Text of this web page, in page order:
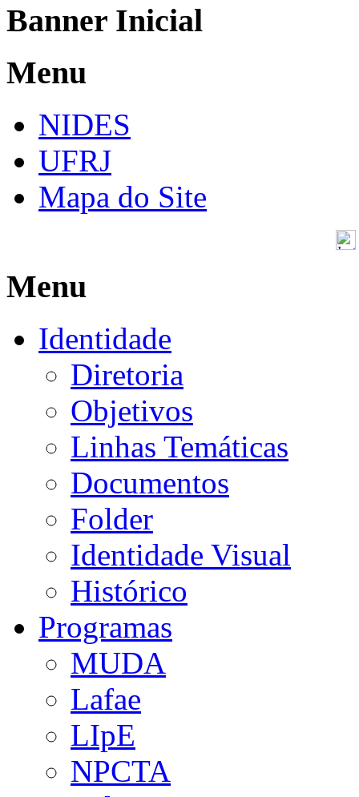
Banner Inicial
Menu
NIDES
UFRJ
Mapa do Site
Menu
Identidade
Diretoria
Objetivos
Linhas Temáticas
Documentos
Folder
Identidade Visual
Histórico
Programas
MUDA
Lafae
LIpE
NPCTA